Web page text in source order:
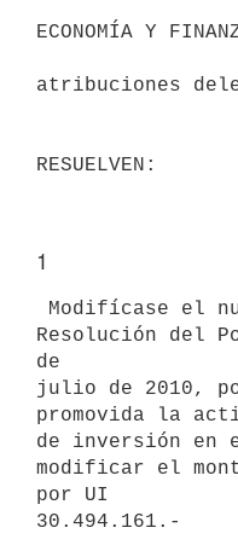
ECONOMÍA Y
atribuciones
1
Resolución del
de
julio de 2010,
promovida la
de inversión en
modificar el
por UI